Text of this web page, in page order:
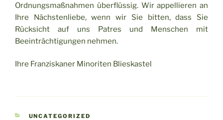
Ordnungsmaßnahmen überflüssig. Wir appellieren an
Ihre Nächstenliebe, wenn wir Sie bitten, dass Sie
Rücksicht auf uns Patres und Menschen mit
Beeinträchtigungen nehmen.
Ihre Franziskaner Minoriten Blieskastel
KATEGORIEN
UNCATEGORIZED